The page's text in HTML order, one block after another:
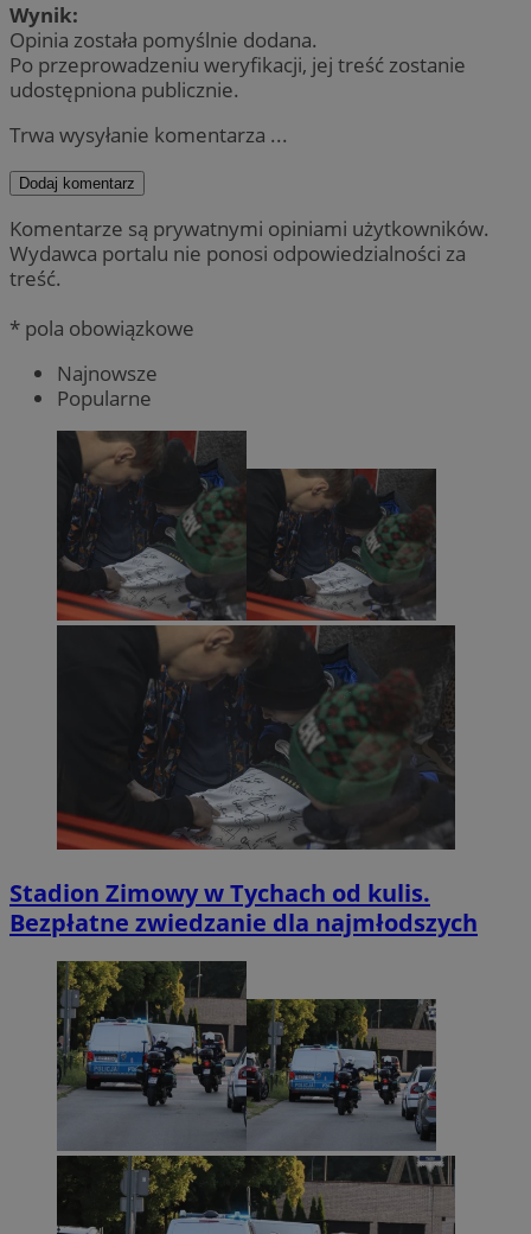
Wynik:
Opinia została pomyślnie dodana.
Po przeprowadzeniu weryfikacji, jej treść zostanie
udostępniona publicznie.
Trwa wysyłanie komentarza ...
Dodaj komentarz
Komentarze są prywatnymi opiniami użytkowników.
Wydawca portalu nie ponosi odpowiedzialności za
treść.
* pola obowiązkowe
Najnowsze
Popularne
Stadion Zimowy w Tychach od kulis.
Bezpłatne zwiedzanie dla najmłodszych